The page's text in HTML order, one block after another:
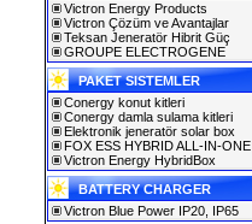
Victron Energy Products
Victron Çözüm ve Avantajlar
Teksan Jeneratör Hibrit Güç
GROUPE ELECTROGENE
PAKET SISTEMLER
Conergy konut kitleri
Conergy damla sulama kitleri
Elektronik jeneratör solar box
FOX ESS HYBRID ALL-IN-ONE
Victron Energy HybridBox
BATTERY CHARGER
Victron Blue Power IP20, IP65